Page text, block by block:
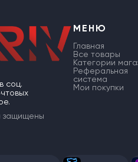
соц.
защищены
МЕНЮ
Главная
Все товары
Категории
Реферальная
система
Мои покупки